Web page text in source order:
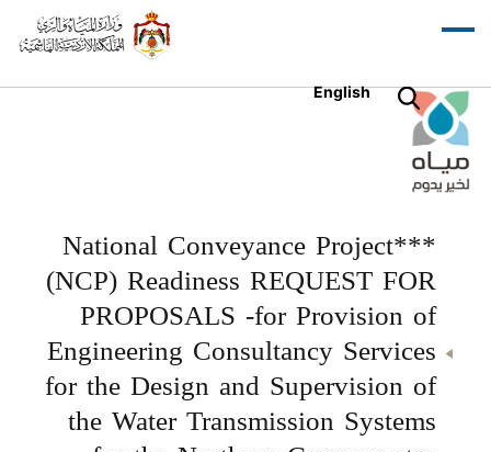
English
***National Conveyance Project
(NCP) Readiness REQUEST FOR
PROPOSALS -for Provision of
Engineering Consultancy Services
for the Design and Supervision of
the Water Transmission Systems